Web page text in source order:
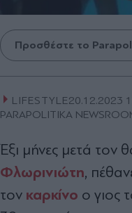
Προσθέστε το
LIFESTYLE20.12.2023
PARAPOLITIKA
Έξι μήνες μετά τον
Φλωρινιώτη,
τον καρκίνο ο γιος